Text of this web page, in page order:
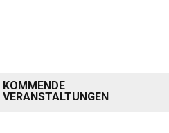
KOMMENDE
VERANSTALTUNGEN